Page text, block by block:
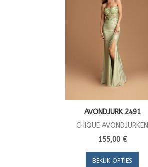
AVONDJURK 2491
CHIQUE AVONDJURKEN
155,00 €
BEKIJK OPTIES